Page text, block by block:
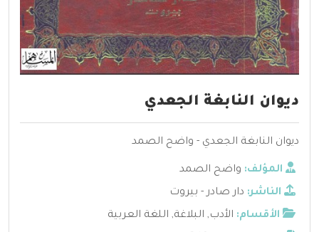
ديوان النابغة الجعدي
ديوان النابغة الجعدي - واضح الصمد
المؤلف: واضح الصمد
الناشر: دار صادر - بيروت
الأقسام: الأدب, البلاغة, اللغة العربية